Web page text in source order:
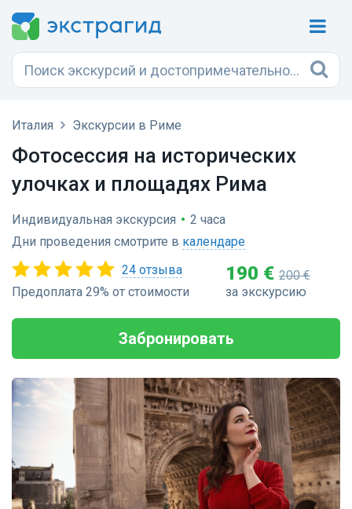
Италия Экскурсии в Риме
Фотосессия на исторических
улочках и площадях Рима
Индивидуальная экскурсия • 2 часа
Дни проведения смотрите в календаре
24 отзыва
Предоплата 29% от стоимости
190 € 200 €
за экскурсию
Забронировать